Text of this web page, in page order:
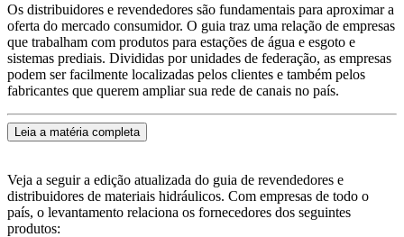
Os distribuidores e revendedores são fundamentais para aproximar a
oferta do mercado consumidor. O guia traz uma relação de empresas
que trabalham com produtos para estações de água e esgoto e
sistemas prediais. Divididas por unidades de federação, as empresas
podem ser facilmente localizadas pelos clientes e também pelos
fabricantes que querem ampliar sua rede de canais no país.
Leia a matéria completa
Veja a seguir a edição atualizada do guia de revendedores e
distribuidores de materiais hidráulicos. Com empresas de todo o
país, o levantamento relaciona os fornecedores dos seguintes
produtos: